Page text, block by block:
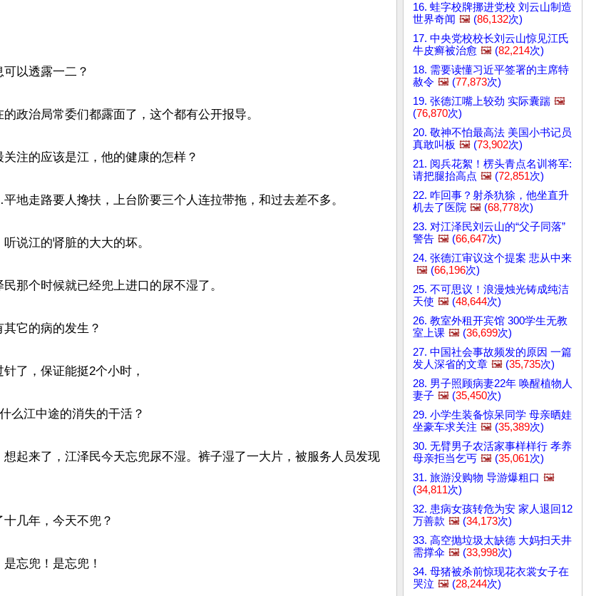
以透露一二？
政治局常委们都露面了，这个都有公开报导。
关注的应该是江，他的健康的怎样？
地走路要人搀扶，上台阶要三个人连拉带拖，和过去差不多。
说江的肾脏的大大的坏。
那个时候就已经兜上进口的尿不湿了。
它的病的发生？
了，保证能挺2个小时，
么江中途的消失的干活？
起来了，江泽民今天忘兜尿不湿。裤子湿了一大片，被服务人员发现
几年，今天不兜？
忘兜！是忘兜！
16. 蛙字校牌挪进党校 刘云山制造
世界奇闻 🖼️ (86,132次)
17. 中央党校校长刘云山惊见江氏
牛皮癣被治愈 🖼️ (82,214次)
18. 需要读懂习近平签署的主席特
赦令 🖼️ (77,873次)
19. 张德江嘴上较劲 实际囊踹 🖼️
(76,870次)
20. 敬神不怕最高法 美国小书记员
真敢叫板 🖼️ (73,902次)
21. 阅兵花絮！楞头青点名训将军:
请把腿抬高点 🖼️ (72,851次)
22. 咋回事？射杀犰狳，他坐直升
机去了医院 🖼️ (68,778次)
23. 对江泽民刘云山的“父子同落”
警告 🖼️ (66,647次)
24. 张德江审议这个提案 悲从中来
🖼️ (66,196次)
25. 不可思议！浪漫烛光铸成纯洁
天使 🖼️ (48,644次)
26. 教室外租开宾馆 300学生无教
室上课 🖼️ (36,699次)
27. 中国社会事故频发的原因 一篇
发人深省的文章 🖼️ (35,735次)
28. 男子照顾病妻22年 唤醒植物人
妻子 🖼️ (35,450次)
29. 小学生装备惊呆同学 母亲晒娃
坐豪车求关注 🖼️ (35,389次)
30. 无臂男子农活家事样样行 孝养
母亲拒当乞丐 🖼️ (35,061次)
31. 旅游没购物 导游爆粗口 🖼️
(34,811次)
32. 患病女孩转危为安 家人退回12
万善款 🖼️ (34,173次)
33. 高空抛垃圾太缺德 大妈扫天井
需撑伞 🖼️ (33,998次)
34. 母猪被杀前惊现花衣裳女子在
哭泣 🖼️ (28,244次)